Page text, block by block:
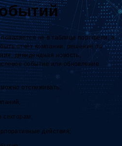
не в таблице портфеля, а
отчёт компании, решение по
дивидендная новость,
событие или обновление
отслеживать:
секторам;
действия;